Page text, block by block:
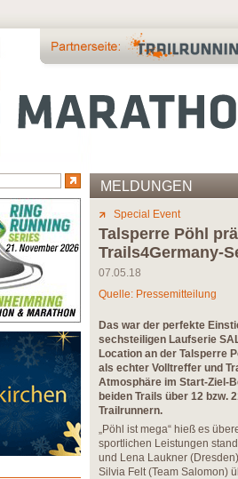
MELDUNGEN
Special Event
Talsperre Pöhl
Trails4Germany-
07.05.18
Quelle: Pressemitteilung
Das war der perfekte
sechsteiligen Laufserie
Location an der Talsperre
als echter Volltreffer und
Atmosphäre im Start-Ziel-
beiden Trails über 12 bzw.
Trailrunnern.
„Pöhl ist mega“ hieß es
sportlichen Leistungen
und Lena Laukner
Silvia Felt (Team Salomon)